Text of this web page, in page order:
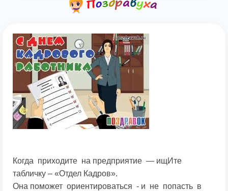
Когда приходите на предприятие — ищИте
табличку – «Отдел Кадров».
Она поможет ориентироваться - и не попасть в